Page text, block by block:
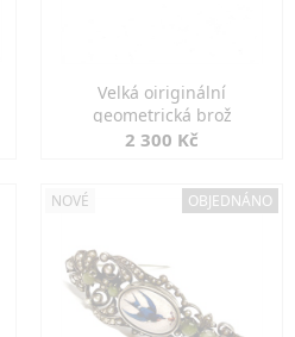
Velká oiriginální
geometrická brož
2 300 Kč
NOVÉ OBJEDNÁNO